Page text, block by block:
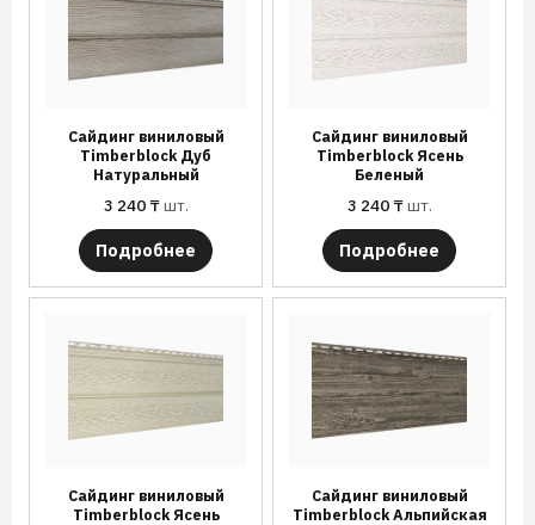
Сайдинг виниловый
Timberblock Дуб
Натуральный
3 240 ₸шт.
Подробнее
Сайдинг виниловый
Timberblock Ясень
Беленый
3 240 ₸шт.
Подробнее
Сайдинг виниловый
Timberblock Ясень
Сайдинг виниловый
Timberblock Альпийская